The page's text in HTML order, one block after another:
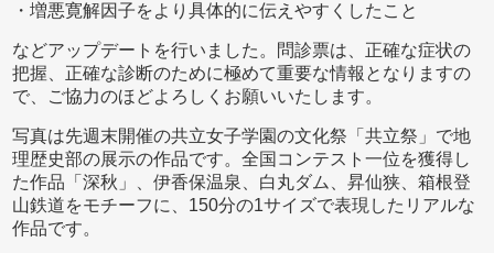
・増悪寛解因子をより具体的に伝えやすくしたこと
などアップデートを行いました。問診票は、正確な症状の
把握、正確な診断のために極めて重要な情報となりますの
で、ご協力のほどよろしくお願いいたします。
写真は先週末開催の共立女子学園の文化祭「共立祭」で地
理歴史部の展示の作品です。全国コンテスト一位を獲得し
た作品「深秋」、伊香保温泉、白丸ダム、昇仙狭、箱根登
山鉄道をモチーフに、150分の1サイズで表現したリアルな
作品です。